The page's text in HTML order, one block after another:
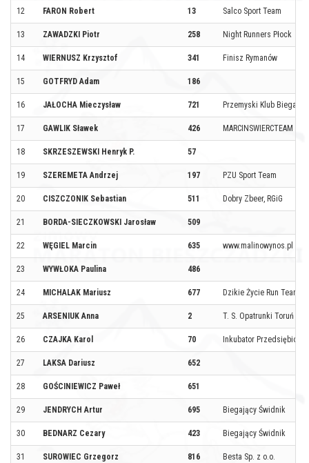
12 FARON Robert 13 Salco Sport Team
13 ZAWADZKI Piotr 258 Night Runners Płock
14 WIERNUSZ Krzysztof 341 Finisz Rymanów
15 GOTFRYD Adam 186
16 JAŁOCHA Mieczysław 721 Przemyski Klub Biegacza
17 GAWLIK Sławek 426 MARCINSWIERCTEAM
18 SKRZESZEWSKI Henryk P. 57
19 SZEREMETA Andrzej 197 PZU Sport Team
20 CISZCZONIK Sebastian 511 Dobry Zbeer, RGiG
21 BORDA-SIECZKOWSKI Jarosław 509
22 WĘGIEL Marcin 635 www.malinowynos.pl
23 WYWŁOKA Paulina 486
24 MICHALAK Mariusz 677 Dzikie Życie Run Team
25 ARSENIUK Anna 2 T. S. Opatrunki Toruń
26 CZAJKA Karol 70 Inkubator
27 LAKSA Dariusz 652
28 GOŚCINIEWICZ Paweł 651
29 JENDRYCH Artur 695 Biegający Świdnik
30 BEDNARZ Cezary 423 Biegający Świdnik
31 SUROWIEC Grzegorz 816 Besta Sp. z o.o.